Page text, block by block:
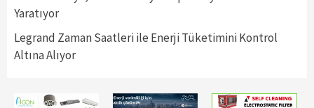
Yaratıyor
Legrand Zaman Saatleri ile Enerji Tüketimini Kontrol
Altına Alıyor